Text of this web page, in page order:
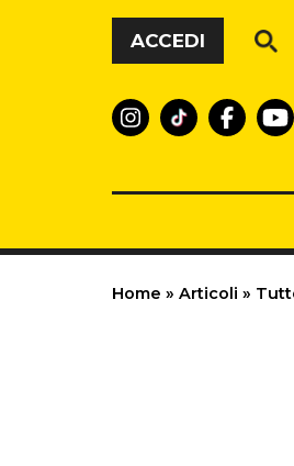
Vai al contenuto
ACCEDI
Home » Articoli »